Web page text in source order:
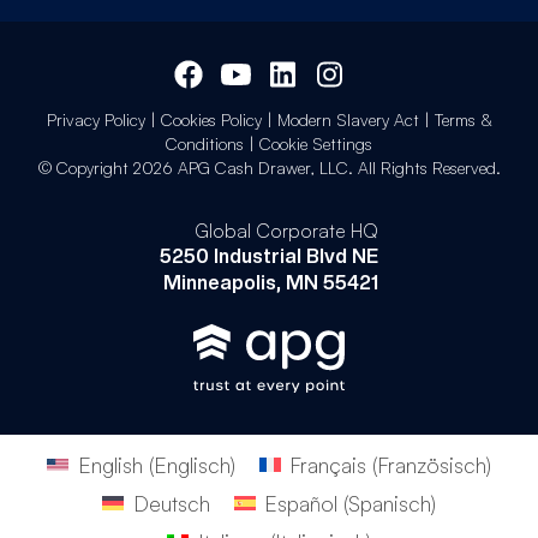
Privacy Policy| Cookies Policy| Modern Slavery Act| Terms &
Conditions | Cookie Settings
© Copyright 2026 APG Cash Drawer, LLC. All Rights Reserved.
Global Corporate HQ
5250 Industrial Blvd NE
Minneapolis, MN 55421
English (Englisch) Français (Französisch)
Deutsch
Español (Spanisch)